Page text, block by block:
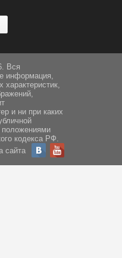
Вся
информация,
характеристик,
и ни при каких
кодекса РФ.
сайта